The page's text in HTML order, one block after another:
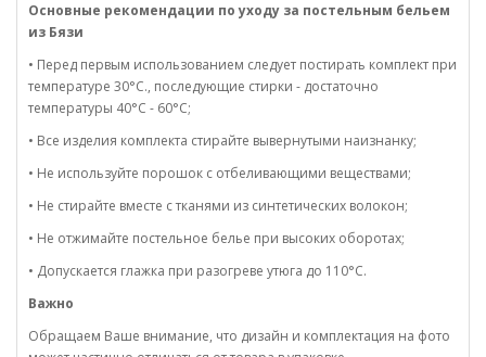
Основные рекомендации по уходу за постельным бельем
из Бязи
• Перед первым использованием следует постирать комплект при
температуре 30°C., последующие стирки - достаточно
температуры 40°C - 60°C;
• Все изделия комплекта стирайте вывернутыми наизнанку;
• Не используйте порошок с отбеливающими веществами;
• Не стирайте вместе с тканями из синтетических волокон;
• Не отжимайте постельное белье при высоких оборотах;
• Допускается глажка при разогреве утюга до 110°C.
Важно
Обращаем Ваше внимание, что дизайн и комплектация на фото